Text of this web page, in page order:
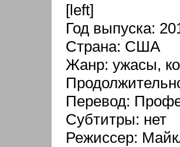
[left]
Год выпуска:
Страна: США
Жанр: ужасы,
Перевод:
Субтитры: нет
Режиссер: